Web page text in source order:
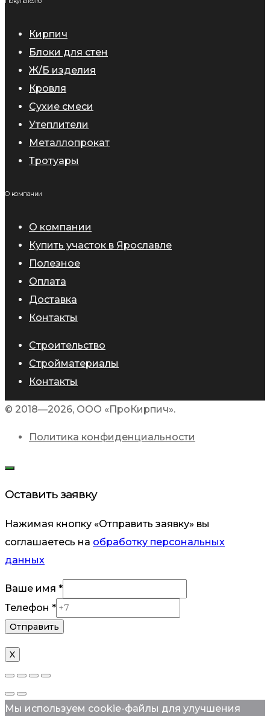
Кирпич
Блоки для стен
Ж/Б изделия
Кровля
Сухие смеси
Утеплители
Металлопрокат
Тротуары
О компании
О компании
Купить участок в Ярославле
Полезное
Оплата
Доставка
Контакты
Строительство
Стройматериалы
Контакты
© 2018—2026, ООО «ПроКирпич».
Политика конфиденциальности
Оставить заявку
Нажимая кнопку «Отправить заявку» вы
соглашаетесь на обработку персональных
данных
Ваше имя *
Телефон
Ваше
Телефон *
Отправить
X
Мы используем cookie-файлы для улучшения